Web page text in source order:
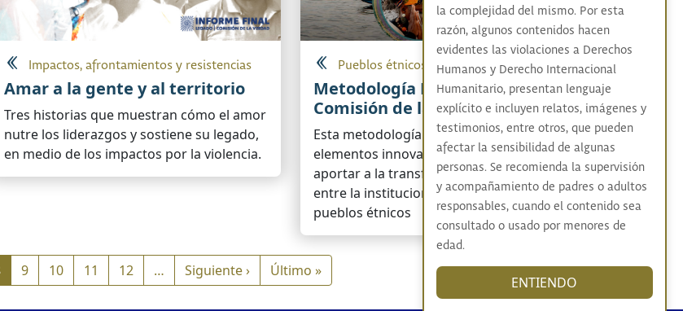
Impactos, afrontamientos y resistencias
Amar a la gente y al territorio
Tres historias que muestran cómo el amor
nutre los liderazgos y sostiene su legado,
en medio de los impactos por la violencia.
Pueblos étnicos
Metodología Étnica de la
Comisión de la Verdad
Esta metodología de la Comisión plantea
elementos innovadores que buscan
aportar a la transformación de la relación
entre la institucionalidad del Estado y los
pueblos étnicos
9 10 11 12 … Siguiente ›Siguiente página
Último »Última página
la complejidad del mismo. Por esta
razón, algunos contenidos hacen
evidentes las violaciones a Derechos
Humanos y Derecho Internacional
Humanitario, presentan lenguaje
explícito e incluyen relatos, imágenes y
testimonios, entre otros, que pueden
afectar la sensibilidad de algunas
personas. Se recomienda la supervisión
y acompañamiento de padres o adultos
responsables, cuando el contenido sea
consultado o usado por menores de
edad.
ENTIENDO